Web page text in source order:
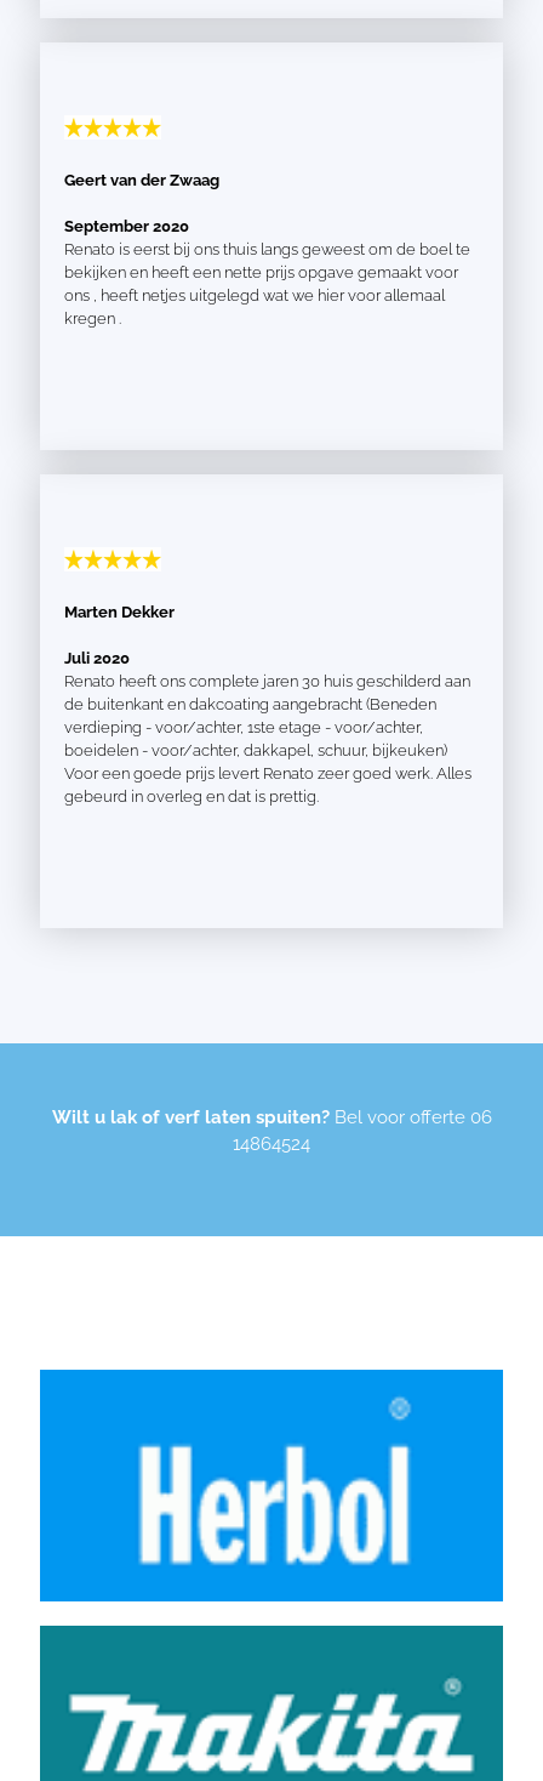
Geert van der Zwaag
September 2020
Renato is eerst bij ons thuis langs geweest om de boel te
bekijken en heeft een nette prijs opgave gemaakt voor
ons , heeft netjes uitgelegd wat we hier voor allemaal
kregen .
Marten Dekker
Juli 2020
Renato heeft ons complete jaren 30 huis geschilderd aan
de buitenkant en dakcoating aangebracht (Beneden
verdieping - voor/achter, 1ste etage - voor/achter,
boeidelen - voor/achter, dakkapel, schuur, bijkeuken)
Voor een goede prijs levert Renato zeer goed werk. Alles
gebeurd in overleg en dat is prettig.
Wilt u lak of verf laten spuiten?Bel voor offerte 06
14864524